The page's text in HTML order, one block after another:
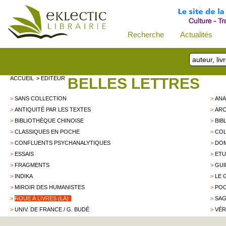
Recherche Actualités
ACCUEIL > EDITEUR BELLES LETTRES
> SANS COLLECTION >
> ANTIQUITÉ PAR LES TEXTES >
> BIBLIOTHÈQUE CHINOISE >
> CLASSIQUES EN POCHE >
> CONFLUENTS PSYCHANALYTIQUES >
> ESSAIS >
> FRAGMENTS >
> INDIKA >LE
> MIROIR DES HUMANISTES >
> ROUE À LIVRES (LA) >
> UNIV. DE FRANCE / G. BUDÉ >